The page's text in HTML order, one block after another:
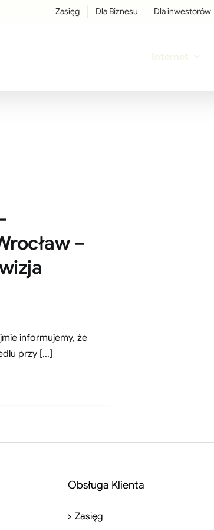
Zasięg Dla Biznesu Dla inwestorów
Internet
–
informujemy, że
przy [...]
Obsługa Klienta
Zasięg